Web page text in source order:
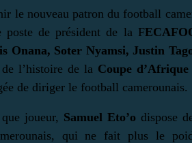
le nouveau patron du football
poste de président de la F
Onana, Soter Nyamsi, Justin
l’histoire de la Coupe
de diriger le football camerounais.
joueur, Samuel Eto’o dispose
qui ne fait plus le